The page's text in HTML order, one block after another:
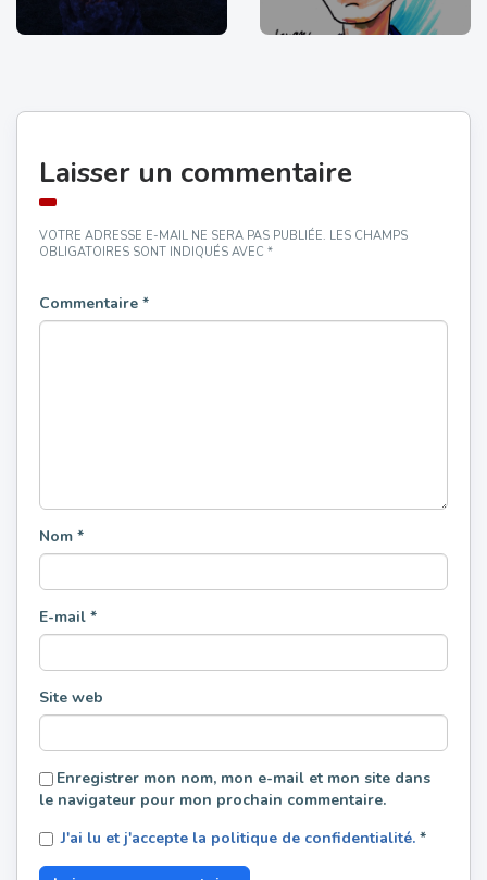
Laisser un commentaire
VOTRE ADRESSE E-MAIL NE SERA PAS PUBLIÉE. LES CHAMPS
OBLIGATOIRES SONT INDIQUÉS AVEC *
Commentaire *
Nom *
E-mail *
Site web
Enregistrer mon nom, mon e-mail et mon site dans
le navigateur pour mon prochain commentaire.
J'ai lu et j'accepte la politique de confidentialité. *